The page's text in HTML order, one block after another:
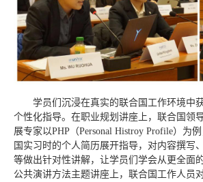
学员们沉浸在真实的联合国工作环境中
个性化指导。在职业规划讲座上，联合国领
展专家以PHP（Personal Histroy Profile）为
国实习时的个人简历展开指导，对内容撰写
等做出针对性讲解，让学员们学会从更全面
公共演讲方法主题讲座上，联合国工作人员